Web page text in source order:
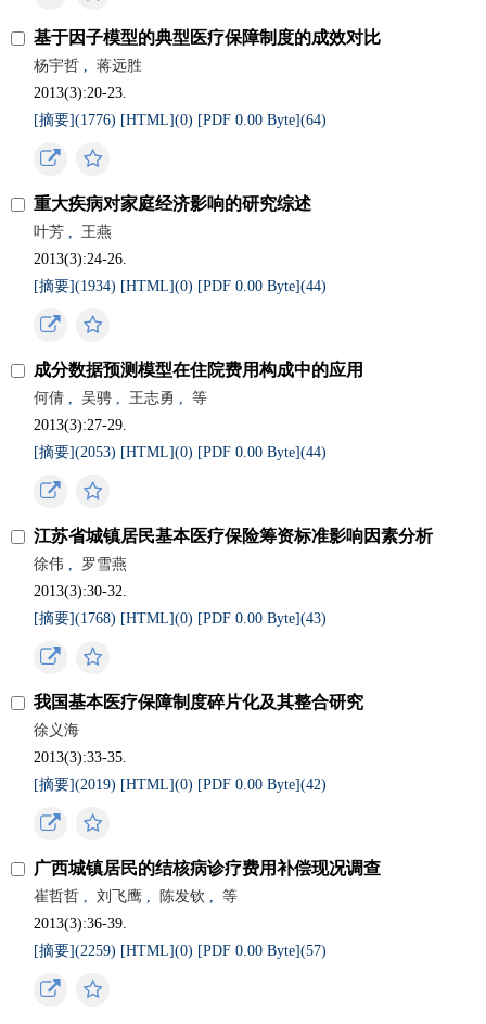
基于因子模型的典型医疗保障制度的成效对比
杨宇哲 ,
蒋远胜
2013(3):20-23.
[摘要](1776) [HTML](0) [PDF 0.00 Byte](64)
重大疾病对家庭经济影响的研究综述
叶芳 ,
王燕
2013(3):24-26.
[摘要](1934) [HTML](0) [PDF 0.00 Byte](44)
成分数据预测模型在住院费用构成中的应用
何倩 , 吴骋 , 王志勇 ,
等
2013(3):27-29.
[摘要](2053) [HTML](0) [PDF 0.00 Byte](44)
江苏省城镇居民基本医疗保险筹资标准影响因素分析
徐伟 ,
罗雪燕
2013(3):30-32.
[摘要](1768) [HTML](0) [PDF 0.00 Byte](43)
我国基本医疗保障制度碎片化及其整合研究
徐义海
2013(3):33-35.
[摘要](2019) [HTML](0) [PDF 0.00 Byte](42)
广西城镇居民的结核病诊疗费用补偿现况调查
崔哲哲 , 刘飞鹰 , 陈发钦 ,
等
2013(3):36-39.
[摘要](2259) [HTML](0) [PDF 0.00 Byte](57)